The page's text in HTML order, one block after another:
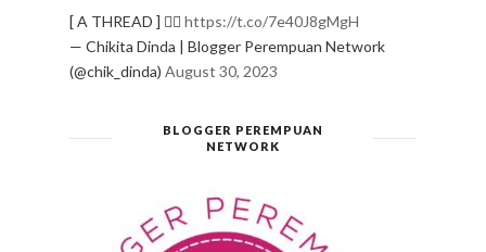
[ A THREAD ] ✍🏻 https://t.co/7e40J8gMgH
— Chikita Dinda | Blogger Perempuan Network
(@chik_dinda) August 30, 2023
BLOGGER PEREMPUAN
NETWORK